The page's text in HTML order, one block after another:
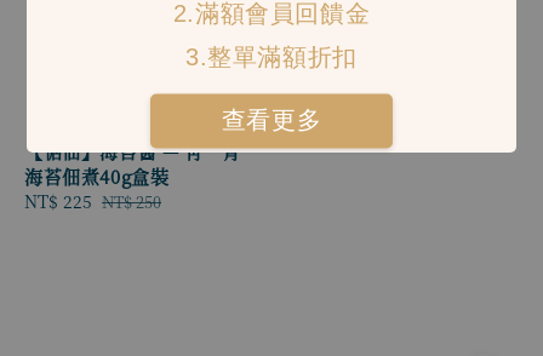
2.滿額會員回饋金
3.整單滿額折扣
查看更多
【惦佃】海苔醬 — 靑．青
海苔佃煮40g盒裝
Sale
NT$ 225 Regular
NT$ 250